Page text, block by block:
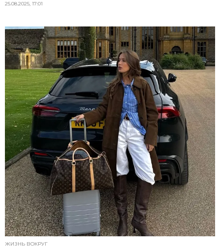
25.08.2025, 17:01
ЖИЗНЬ ВОКРУГ